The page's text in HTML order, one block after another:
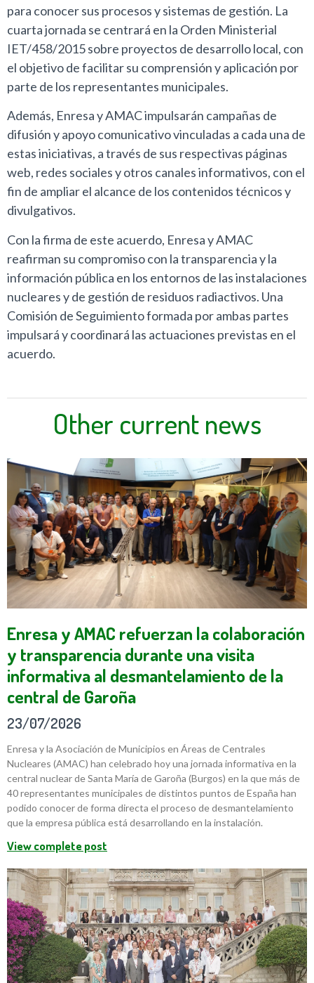
para conocer sus procesos y sistemas de gestión. La
cuarta jornada se centrará en la Orden Ministerial
IET/458/2015 sobre proyectos de desarrollo local, con
el objetivo de facilitar su comprensión y aplicación por
parte de los representantes municipales.
Además, Enresa y AMAC impulsarán campañas de
difusión y apoyo comunicativo vinculadas a cada una de
estas iniciativas, a través de sus respectivas páginas
web, redes sociales y otros canales informativos, con el
fin de ampliar el alcance de los contenidos técnicos y
divulgativos.
Con la firma de este acuerdo, Enresa y AMAC
reafirman su compromiso con la transparencia y la
información pública en los entornos de las instalaciones
nucleares y de gestión de residuos radiactivos. Una
Comisión de Seguimiento formada por ambas partes
impulsará y coordinará las actuaciones previstas en el
acuerdo.
Other current news
Enresa y AMAC refuerzan la colaboración
y transparencia durante una visita
informativa al desmantelamiento de la
central de Garoña
23/07/2026
Enresa y la Asociación de Municipios en Áreas de Centrales
Nucleares (AMAC) han celebrado hoy una jornada informativa en la
central nuclear de Santa María de Garoña (Burgos) en la que más de
40 representantes municipales de distintos puntos de España han
podido conocer de forma directa el proceso de desmantelamiento
que la empresa pública está desarrollando en la instalación.
View complete post